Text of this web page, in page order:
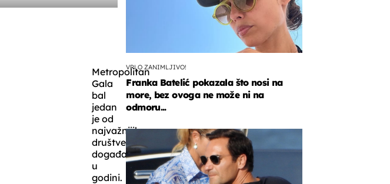
Metropolitan
Gala
bal
jedan
je od
najvažnijih
društvenih
događaja
u
godini.
VRLO ZANIMLJIVO!
Franka Batelić pokazala što nosi na
more, bez ovoga ne može ni na
odmoru...